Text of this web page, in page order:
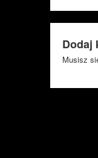
Dodaj
Musisz